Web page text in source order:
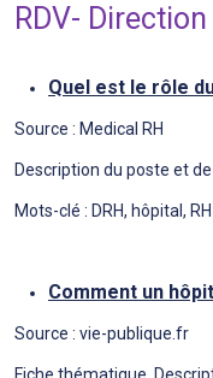
RDV- Direction
Quel est le rôle
Source : Medical RH
Description du poste et
Mots-clé : DRH, hôpital, RH
Comment un
Source : vie-publique.fr